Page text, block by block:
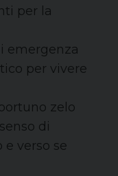
per la
emergenza
per vivere
zelo
di
e verso se